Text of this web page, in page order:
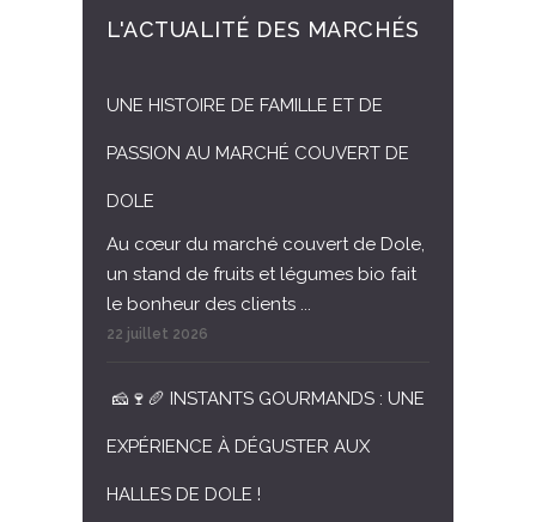
L'ACTUALITÉ DES MARCHÉS
UNE HISTOIRE DE FAMILLE ET DE
PASSION AU MARCHÉ COUVERT DE
DOLE
Au cœur du marché couvert de Dole,
un stand de fruits et légumes bio fait
le bonheur des clients ...
22 juillet 2026
🧀🍷🥖 INSTANTS GOURMANDS : UNE
EXPÉRIENCE À DÉGUSTER AUX
HALLES DE DOLE !